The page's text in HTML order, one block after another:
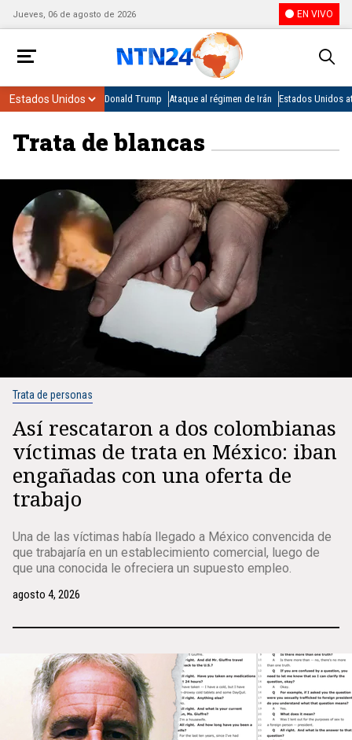
Jueves, 06 de agosto de 2026 EN VIVO
Donald Trump Ataque al régimen de Irán Estados Unidos
Trata de blancas
Trata de personas
Así rescataron a dos colombianas
víctimas de trata en México: iban
engañadas con una oferta de
trabajo
Una de las víctimas había llegado a México convencida de
que trabajaría en un establecimiento comercial, luego de
que una conocida le ofreciera un supuesto empleo.
agosto 4, 2026